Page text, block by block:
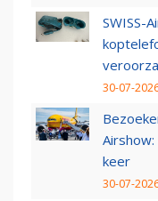
SWISS-
30-07-
keer
30-07-